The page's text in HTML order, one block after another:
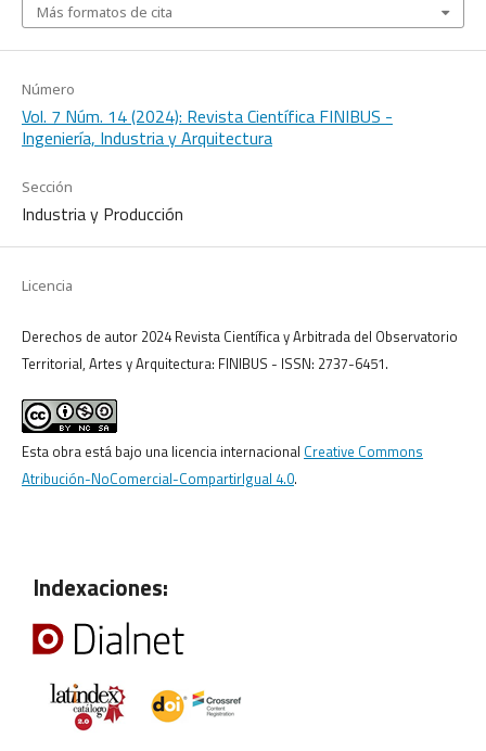
Más formatos de cita
Número
Vol. 7 Núm. 14 (2024): Revista Científica FINIBUS -
Ingeniería, Industria y Arquitectura
Sección
Industria y Producción
Licencia
Derechos de autor 2024 Revista Científica y Arbitrada del Observatorio
Territorial, Artes y Arquitectura: FINIBUS - ISSN: 2737-6451.
Esta obra está bajo una licencia internacional Creative Commons
Atribución-NoComercial-CompartirIgual 4.0.
Indexaciones: